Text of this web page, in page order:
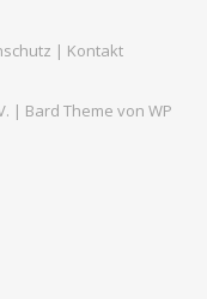
| Kontakt
| Bard Theme von WP